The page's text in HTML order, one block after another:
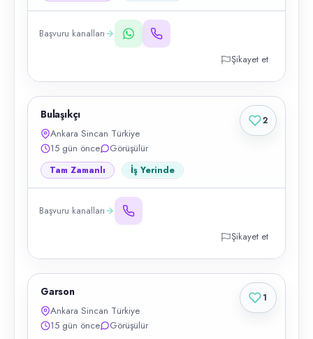
Başvuru kanalları
Şikayet et
Bulaşıkçı
Ankara Sincan Türkiye
15 gün önce
Görüşülür
Tam Zamanlı İş Yerinde
Başvuru kanalları
Şikayet et
2
Garson
Ankara Sincan Türkiye
15 gün önce
Görüşülür
1